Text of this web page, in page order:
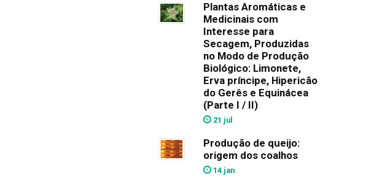
Plantas Aromáticas e
Medicinais com
Interesse para
Secagem, Produzidas
no Modo de Produção
Biológico: Limonete,
Erva príncipe, Hipericão
do Gerês e Equinácea
(Parte I / II)
21 jul
Produção de queijo:
origem dos coalhos
14 jan